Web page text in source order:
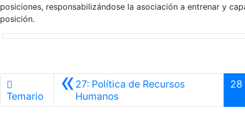
posiciones, responsabilizándose la asociación a entrenar y
posición.
Temario «27: Política de Recursos
Humanos
28